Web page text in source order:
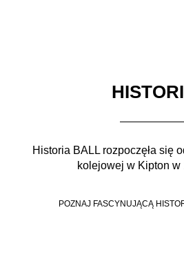
Historia BALL rozpoczęła się
kolejowej w Kipton w
POZNAJ FASCYNUJĄCĄ